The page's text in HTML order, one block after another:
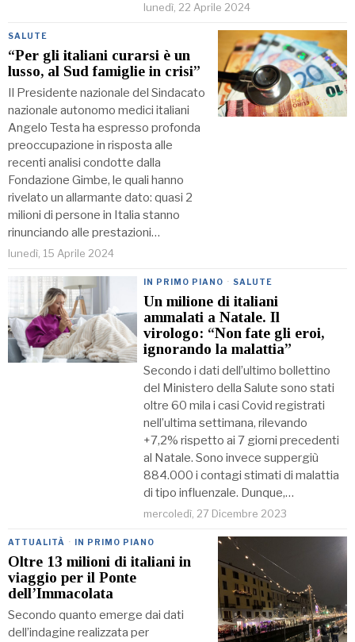
lunedì, 22 Aprile 2024
SALUTE
“Per gli italiani curarsi è un
lusso, al Sud famiglie in crisi”
Il Presidente nazionale del Sindacato
nazionale autonomo medici italiani
Angelo Testa ha espresso profonda
preoccupazione in risposta alle
recenti analisi condotte dalla
Fondazione Gimbe, le quali hanno
rivelato un allarmante dato: quasi 2
milioni di persone in Italia stanno
rinunciando alle prestazioni…
lunedì, 15 Aprile 2024
IN PRIMO PIANO · SALUTE
Un milione di italiani
ammalati a Natale. Il
virologo: “Non fate gli eroi,
ignorando la malattia”
Secondo i dati dell’ultimo bollettino
del Ministero della Salute sono stati
oltre 60 mila i casi Covid registrati
nell’ultima settimana, rilevando
+7,2% rispetto ai 7 giorni precedenti
al Natale. Sono invece suppergiù
884.000 i contagi stimati di malattia
di tipo influenzale. Dunque,…
mercoledì, 27 Dicembre 2023
ATTUALITÀ · IN PRIMO PIANO
Oltre 13 milioni di italiani in
viaggio per il Ponte
dell’Immacolata
Secondo quanto emerge dai dati
dell’indagine realizzata per